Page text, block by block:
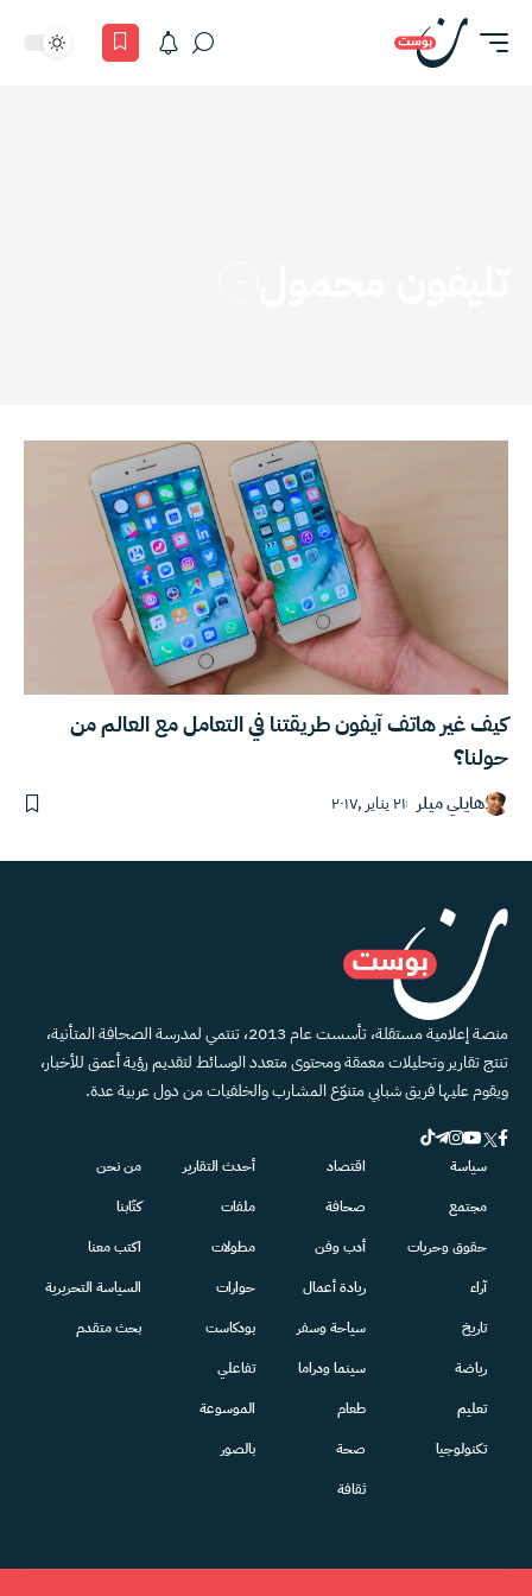
كيف غير هاتف آيفون طريقتنا في التعامل مع العالم من
حولنا؟
هايلي ميلر ٢١ يناير ,٢٠١٧
منصة إعلامية مستقلة، تأسست عام 2013، تنتمي لمدرسة الصحافة المتأنية،
تنتج تقارير وتحليلات معمقة ومحتوى متعدد الوسائط لتقديم رؤية أعمق للأخبار،
ويقوم عليها فريق شبابي متنوّع المشارب والخلفيات من دول عربية عدة.
سياسة
مجتمع
حقوق وحريات
آراء
تاريخ
رياضة
تعليم
تكنولوجيا
اقتصاد
صحافة
أدب وفن
ريادة أعمال
سياحة وسفر
سينما ودراما
طعام
صحة
ثقافة
أحدث التقارير
ملفات
مطولات
حوارات
بودكاست
تفاعلي
الموسوعة
بالصور
من نحن
كتّابنا
اكتب معنا
السياسة التحريرية
بحث متقدم